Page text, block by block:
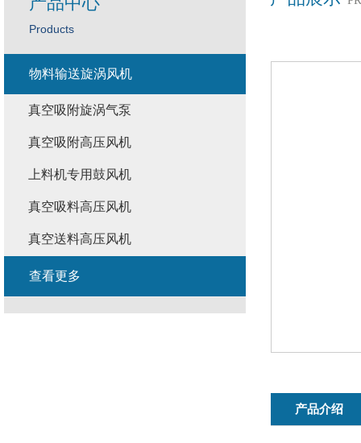
产品介绍
Products
物料输送旋涡风机
真空吸附旋涡气泵
真空吸附高压风机
上料机专用鼓风机
真空吸料高压风机
真空送料高压风机
查看更多